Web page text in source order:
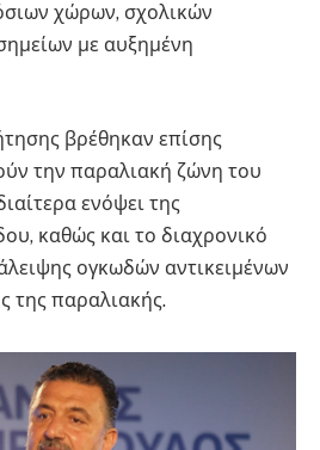
χώρων, σχολικών
με αυξημένη
βρέθηκαν επίσης
την παραλιακή ζώνη του
ενόψει της
καθώς και το διαχρονικό
ογκωδών αντικειμένων
της παραλιακής.